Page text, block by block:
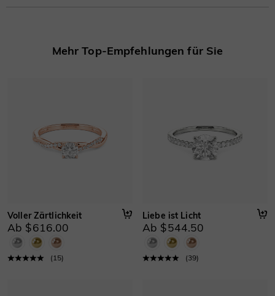
5.1 mmMehr Top-Empfehlungen für Sie
Voller Zärtlichkeit
Ab $616.00
( 15)
Liebe ist Licht
Ab $544.50
(39)